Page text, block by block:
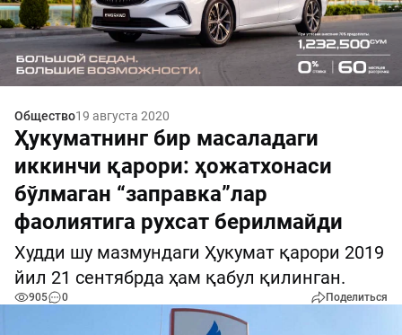
Общество19 августа 2020
Ҳукуматнинг бир масаладаги
иккинчи қарори: ҳожатхонаси
бўлмаган “заправка”лар
фаолиятига рухсат берилмайди
Худди шу мазмундаги Ҳукумат қарори 2019
йил 21 сентябрда ҳам қабул қилинган.
905 0 Поделиться